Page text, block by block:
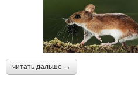
читать дальше →